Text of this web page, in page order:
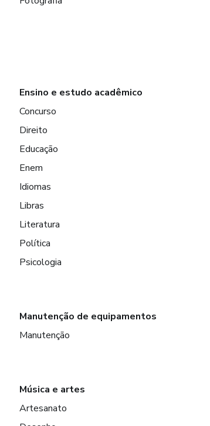
Ensino e estudo acadêmico
Concurso
Direito
Educação
Enem
Idiomas
Libras
Literatura
Política
Psicologia
Manutenção de equipamentos
Manutenção
Música e artes
Artesanato